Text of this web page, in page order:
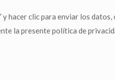
hacer clic para enviar los
la presente política de